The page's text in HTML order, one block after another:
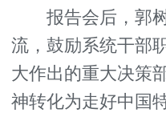
报告会后，郭树
流，鼓励系统干部
大作出的重大决策
神转化为走好中国